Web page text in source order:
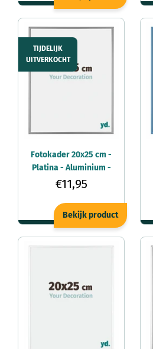
TIJDELIJK
UITVERKOCHT
Fotokader 20x25 cm -
Platina - Aluminium -
Kent
€11,95
Bekijk product